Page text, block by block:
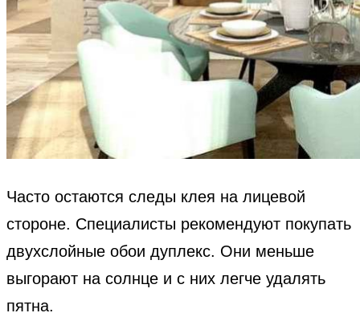
Часто остаются следы клея на лицевой
стороне. Специалисты рекомендуют покупать
двухслойные обои дуплекс. Они меньше
выгорают на солнце и с них легче удалять
пятна.